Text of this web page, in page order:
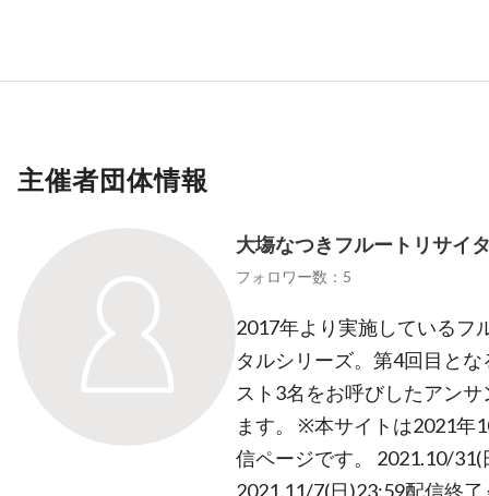
主催者団体情報
大塲なつきフルートリサイ
フォロワー数：5
2017年より実施しているフ
タルシリーズ。第4回目と
スト3名をお呼びしたアン
ます。 ※本サイトは2021年
信ページです。 2021.10/
2021.11/7(日)23:59配信終